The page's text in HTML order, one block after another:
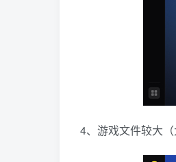
4、游戏文件较大